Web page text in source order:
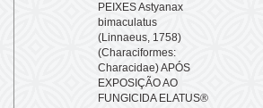
PEIXES Astyanax
bimaculatus
(Linnaeus, 1758)
(Characiformes:
Characidae) APÓS
EXPOSIÇÃO AO
FUNGICIDA ELATUS®